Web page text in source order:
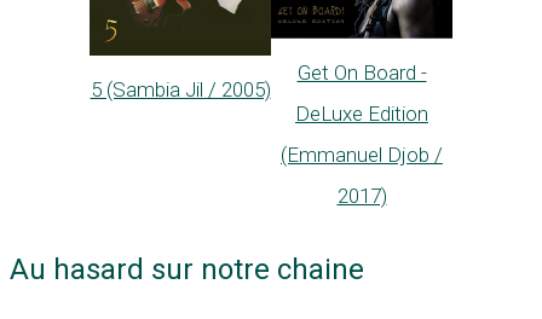
5 (Sambia Jil / 2005)
Get On Board -
DeLuxe Edition
(Emmanuel Djob /
2017)
Au hasard sur notre chaine